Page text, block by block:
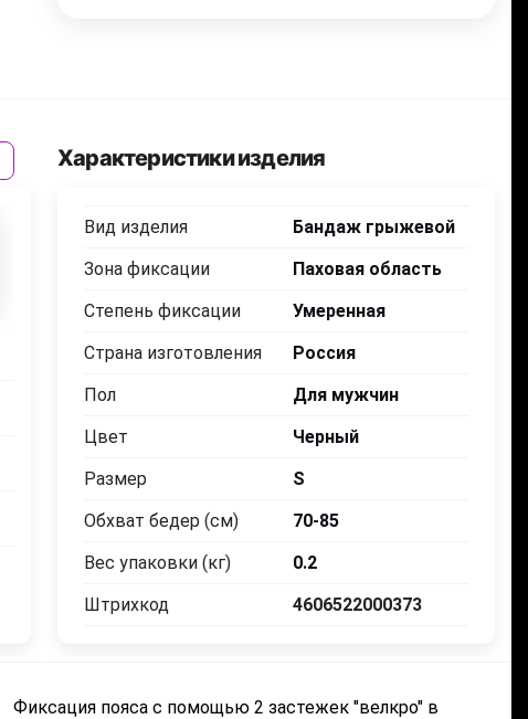
Характеристики изделия
Вид изделия
Бандаж грыжевой
Зона фиксации
Паховая область
Степень фиксации
Умеренная
Страна изготовления
Россия
Пол
Для мужчин
Цвет
Черный
Размер
S
Обхват бедер (см)
70-85
Вес упаковки (кг)
0.2
Штрихкод
4606522000373
Фиксация пояса с помощью 2 застежек "велкро" в